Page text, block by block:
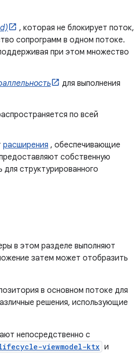
, которая не блокирует поток,
сопрограмм в одном потоке.
при этом множество
для выполнения
по всей
расширения , обеспечивающие
собственную
структурированного
в этом разделе выполняют
затем может отобразить
в основном потоке для
решения, использующие
непосредственно с
viewmodel-ktx и